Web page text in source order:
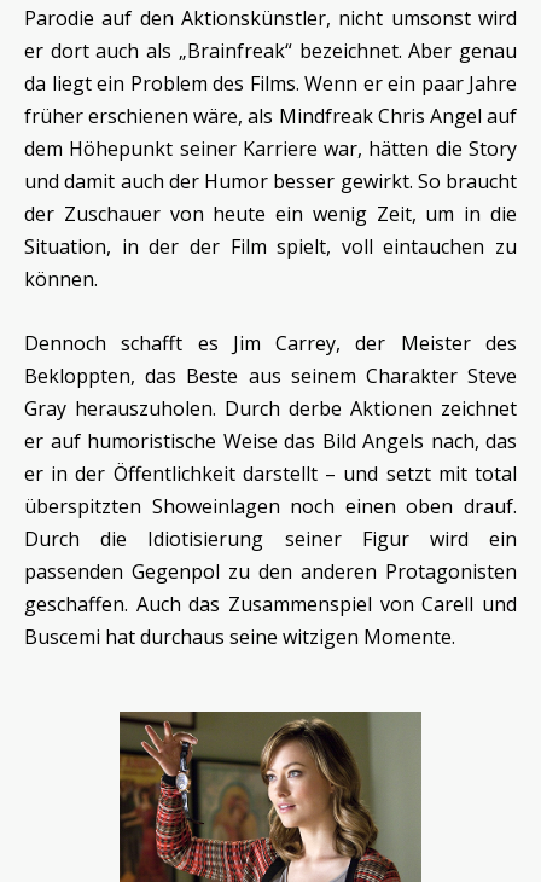
Parodie auf den Aktionskünstler, nicht umsonst wird
er dort auch als „Brainfreak“ bezeichnet. Aber genau
da liegt ein Problem des Films. Wenn er ein paar Jahre
früher erschienen wäre, als Mindfreak Chris Angel auf
dem Höhepunkt seiner Karriere war, hätten die Story
und damit auch der Humor besser gewirkt. So braucht
der Zuschauer von heute ein wenig Zeit, um in die
Situation, in der der Film spielt, voll eintauchen zu
können.
Dennoch schafft es Jim Carrey, der Meister des
Bekloppten, das Beste aus seinem Charakter Steve
Gray herauszuholen. Durch derbe Aktionen zeichnet
er auf humoristische Weise das Bild Angels nach, das
er in der Öffentlichkeit darstellt – und setzt mit total
überspitzten Showeinlagen noch einen oben drauf.
Durch die Idiotisierung seiner Figur wird ein
passenden Gegenpol zu den anderen Protagonisten
geschaffen. Auch das Zusammenspiel von Carell und
Buscemi hat durchaus seine witzigen Momente.